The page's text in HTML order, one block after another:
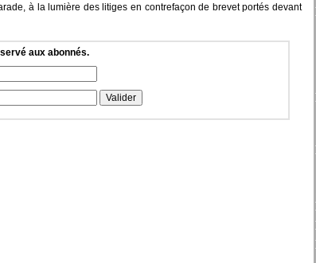
à la lumière des litiges en contrefaçon de brevet portés devant
aux abonnés.